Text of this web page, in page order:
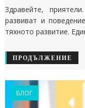
Здравейте,
развиват и
тяхното развитие.
ПРОДЪЛЖЕНИЕ
БЛОГ